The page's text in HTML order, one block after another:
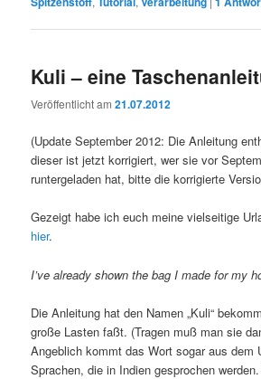
Kuli – eine
Veröffentlicht am21.07.2012
(Update September 2012: Die Anleitung
dieser ist jetzt korrigiert, wer sie vor
runtergeladen hat, bitte die korrigierte
Gezeigt habe ich euch meine vielseitige
hier.
I’ve already shown the bag I made for my
Die Anleitung hat den Namen „Kuli“
große Lasten faßt. (Tragen muß man sie
Angeblich kommt das Wort sogar aus dem
Sprachen, die in Indien gesprochen